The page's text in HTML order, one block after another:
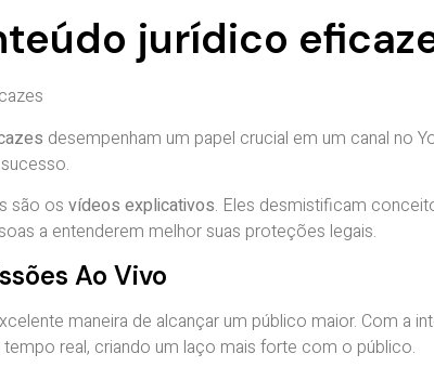
jurídico
desempenham um papel crucial em um canal no
são os vídeos explicativos. Eles desmistificam
a entenderem melhor suas proteções legais.
Ao Vivo
maneira de alcançar um público maior. Com a
real, criando um laço mais forte com o público.